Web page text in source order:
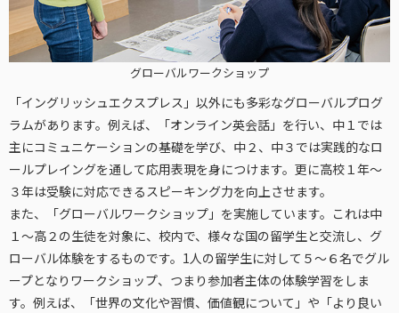
グローバルワークショップ
「イングリッシュエクスプレス」以外にも多彩なグローバルプログ
ラムがあります。例えば、「オンライン英会話」を行い、中１では
主にコミュニケーションの基礎を学び、中２、中３では実践的なロ
ールプレイングを通して応用表現を身につけます。更に高校１年～
３年は受験に対応できるスピーキング力を向上させます。
また、「グローバルワークショップ」を実施しています。これは中
１～高２の生徒を対象に、校内で、様々な国の留学生と交流し、グ
ローバル体験をするものです。1人の留学生に対して５～６名でグル
ープとなりワークショップ、つまり参加者主体の体験学習をしま
す。例えば、「世界の文化や習慣、価値観について」や「より良い